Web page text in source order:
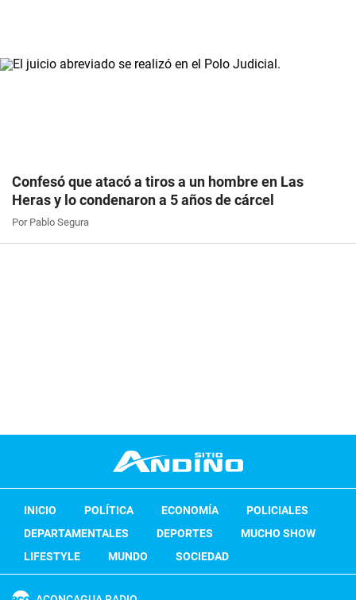
Confesó que atacó a tiros a un hombre en Las
Heras y lo condenaron a 5 años de cárcel
Por Pablo Segura
INICIO POLÍTICA ECONOMÍA
POLICIALES
DEPARTAMENTALES
DEPORTES
MUCHO SHOW
LIFESTYLE
MUNDO SOCIEDAD